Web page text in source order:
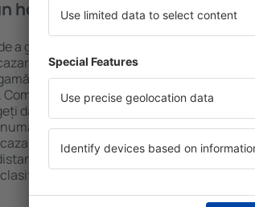
hotel în Gais?
a găsi un hotel în Gais este folosind
eSky. Baza mare de date cu locuri de
largă de opţiuni este o garanție că veți
câmpurile motorului de căutare
data de check-in și check-out, adăugați
de camere şi gata! Rezultatele
disponibilă ȋn perioada selectată.
de la hotel ȋn centrul orașului,
hotelului.